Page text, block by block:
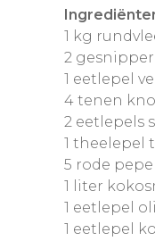
1 kg
2
1 eetlepel
4 tenen
2 eetlepels
1 theelepel
5 rode
1 liter
1 eetlepel
1 eetlepel